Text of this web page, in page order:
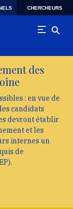
CHERCHEURS
des
: en vue de
candidats
devront établir
et les
internes un
de